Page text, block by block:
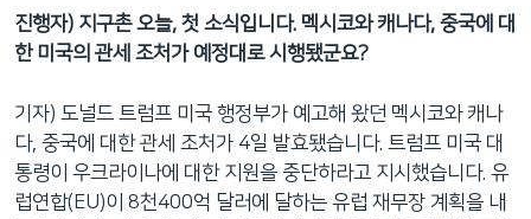
진행자) 지구촌 오늘, 첫 소식입니다. 멕시코와 캐나다, 중국에 대
한 미국의 관세 조처가 예정대로 시행됐군요?
기자) 도널드 트럼프 미국 행정부가 예고해 왔던 멕시코와 캐나
다, 중국에 대한 관세 조처가 4일 발효됐습니다. 트럼프 미국 대
통령이 우크라이나에 대한 지원을 중단하라고 지시했습니다. 유
럽연합(EU)이 8천400억 달러에 달하는 유럽 재무장 계획을 내